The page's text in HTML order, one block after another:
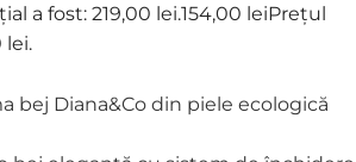
a fost: 219,00 lei.154,00 leiPrețul
lei.